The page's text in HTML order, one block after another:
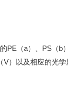
的PE （a）、 PS （b
（V） 以及相应的光学